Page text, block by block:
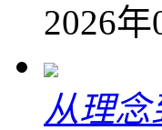
2026
从理念